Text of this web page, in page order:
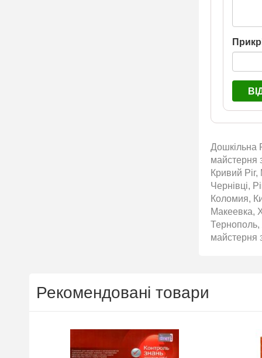
Дошкільна
майстерня
Кривий
Чернівці,
Коломия,
Макеевка,
майстерня
Рекомендовані товари